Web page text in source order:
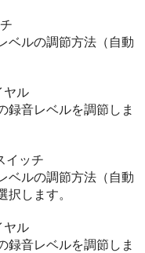
ベルの調節方法（自動
ヤル
録音レベルを調節しま
イッチ
ベルの調節方法（自動
択します。
ヤル
録音レベルを調節しま